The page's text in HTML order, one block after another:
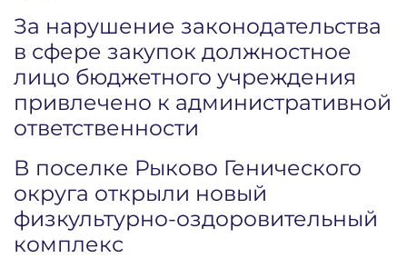
За нарушение законодательства
в сфере закупок должностное
лицо бюджетного учреждения
привлечено к административной
ответственности
В поселке Рыково Генического
округа открыли новый
физкультурно-оздоровительный
комплекс